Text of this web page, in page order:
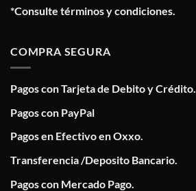
*Consulte términos y condiciones.
COMPRA SEGURA
Pagos con Tarjeta de Debito y Crédito.
Pagos con PayPal
Pagos en Efectivo en Oxxo.
Transferencia /Deposito Bancario.
Pagos con Mercado Pago.